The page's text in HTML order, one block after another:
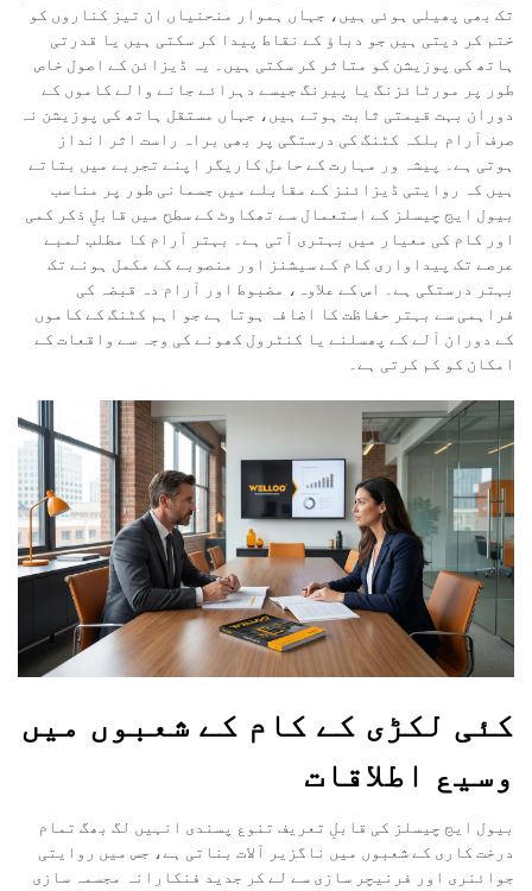
تک بھی پھیلی ہوئی ہیں، جہاں ہموار منحنیاں ان تیز کناروں کو
ختم کر دیتی ہیں جو دباؤ کے نقاط پیدا کر سکتی ہیں یا قدرتی
ہاتھ کی پوزیشن کو متاثر کر سکتی ہیں۔ یہ ڈیزائن کے اصول خاص
طور پر مورٹائزنگ یا پیرنگ جیسے دہرائے جانے والے کاموں کے
دوران بہت قیمتی ثابت ہوتے ہیں، جہاں مستقل ہاتھ کی پوزیشن نہ
صرف آرام بلکہ کٹنگ کی درستگی پر بھی براہ راست اثر انداز
ہوتی ہے۔ پیشہ ور مہارت کے حامل کاریگر اپنے تجربے میں بتاتے
ہیں کہ روایتی ڈیزائنز کے مقابلے میں جسمانی طور پر مناسب
بیول ایج چیسلز کے استعمال سے تھکاوٹ کے سطح میں قابلِ ذکر کمی
اور کام کی معیار میں بہتری آتی ہے۔ بہتر آرام کا مطلب لمبے
عرصے تک پیداواری کام کے سیشنز اور منصوبے کے مکمل ہونے تک
بہتر درستگی ہے۔ اس کے علاوہ، مضبوط اور آرام دہ قبضہ کی
فراہمی سے بہتر حفاظت کا اضافہ ہوتا ہے جو اہم کٹنگ کے کاموں
کے دوران آلے کے پھسلنے یا کنٹرول کھونے کی وجہ سے واقعات کے
امکان کو کم کرتی ہے۔
کئی لکڑی کے کام کے شعبوں میں
وسیع اطلاقات
بیول ایج چیسلز کی قابلِ تعریف تنوع پسندی انہیں لگ بھگ تمام
درخت کاری کے شعبوں میں ناگزیر آلات بناتی ہے، جس میں روایتی
جوائنری اور فرنیچر سازی سے لے کر جدید فنکارانہ مجسمہ سازی